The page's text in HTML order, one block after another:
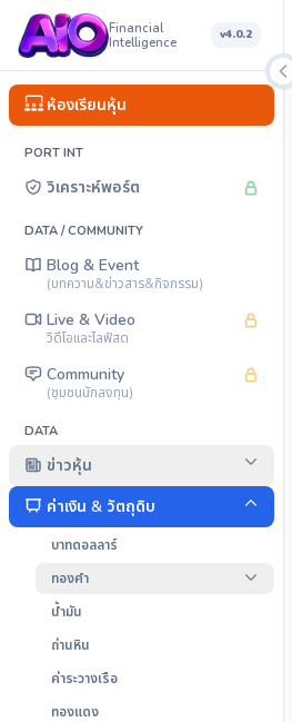
Financial
Intelligence
v4.0.2
ห้องเรียนหุ้น
PORT INT
วิเคราะห์พอร์ต
DATA / COMMUNITY
Blog & Event
(บทความ&ข่าวสาร&กิจกรรม)
Live & Video
วิดีโอและไลฟ์สด
Community
(ชุมชนนักลงทุน)
DATA
ข่าวหุ้น
ค่าเงิน & วัตถุดิบ
บาทดอลลาร์
ทองคำ
น้ำมัน
ถ่านหิน
ค่าระวางเรือ
ทองแดง